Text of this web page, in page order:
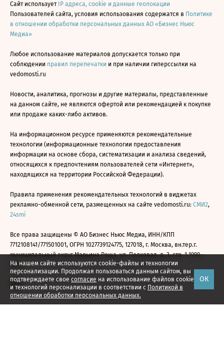
На нашем сайте используются cookie-файлы и технологии
персонализации. Продолжая пользоваться данным сайтом, вы
подтверждаете свое согласие на использование файлов cookie
и технологий персонализации в соответствии с Политикой в
отношении обработки персональных данных.
ОК
Сайт использует IP адреса, cookie и данные геолокации
Пользователей сайта, условия использования содержатся в Политике
в отношении обработки персональных данных АО «Бизнес Ньюс
Медиа»
Любое использование материалов допускается только при
соблюдении правил перепечатки и при наличии гиперссылки на
vedomosti.ru
Новости, аналитика, прогнозы и другие материалы, представленные
на данном сайте, не являются офертой или рекомендацией к покупке
или продаже каких-либо активов.
На информационном ресурсе применяются рекомендательные
технологии (информационные технологии предоставления
информации на основе сбора, систематизации и анализа сведений,
относящихся к предпочтениям пользователей сети «Интернет»,
находящихся на территории Российской Федерации).
Правила применения рекомендательных технологий в виджетах
рекламно-обменной сети, размещенных на сайте vedomosti.ru: СМИ2,
24smi
Все права защищены © АО Бизнес Ньюс Медиа, ИНН/КПП
7712108141/771501001, ОГРН 1027739124775, 127018, г. Москва, вн.тер.г.
муниципальный округ Марьина Роща, ул. Полковая, д. 3, стр. 1 1999—
2026